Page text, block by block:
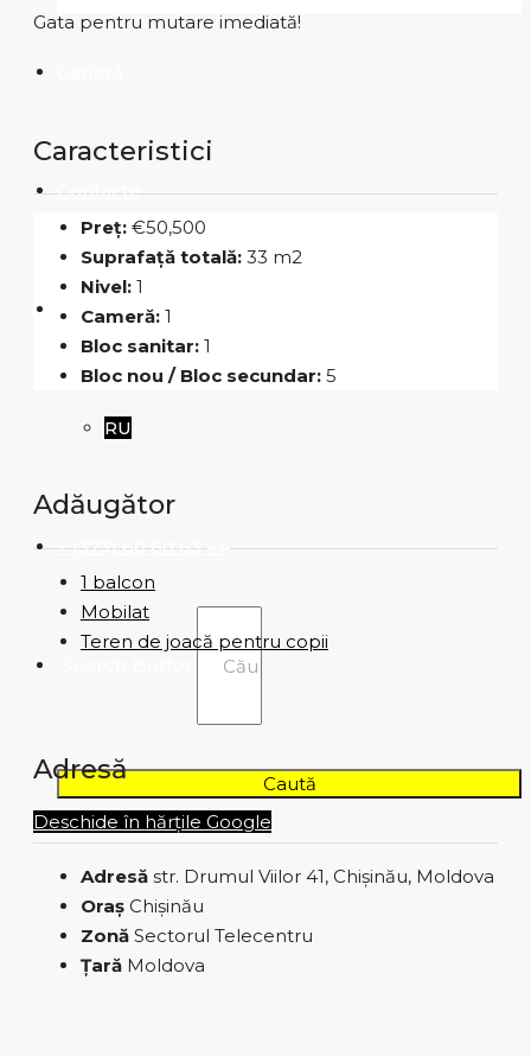
Contacte
RO
RU
+ (373) 60 60 63 44
Caută
Gata pentru mutare imediată!
Caracteristici
Preț: €50,500
Suprafață totală: 33 m2
Nivel: 1
Cameră: 1
Bloc sanitar: 1
Bloc nou / Bloc secundar: 5
Adăugător
1 balcon
Mobilat
Teren de joacă pentru copii
Adresă
Deschide în hărțile Google
Adresă str. Drumul Viilor 41, Chișinău, Moldova
Oraș Chișinău
Zonă Sectorul Telecentru
Țară Moldova